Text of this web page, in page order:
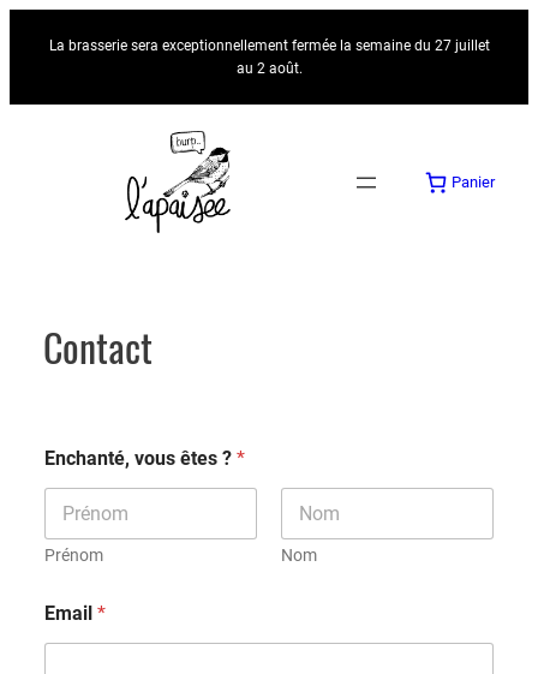
La brasserie sera exceptionnellement fermée la semaine du 27 juillet
au 2 août.
Panier
Contact
Enchanté, vous êtes ? *
Prénom Nom
o
u
Email *